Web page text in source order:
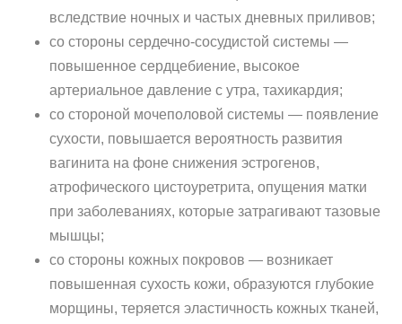
вследствие ночных и частых дневных приливов;
со стороны сердечно-сосудистой системы —
повышенное сердцебиение, высокое
артериальное давление с утра, тахикардия;
со стороной мочеполовой системы — появление
сухости, повышается вероятность развития
вагинита на фоне снижения эстрогенов,
атрофического цистоуретрита, опущения матки
при заболеваниях, которые затрагивают тазовые
мышцы;
со стороны кожных покровов — возникает
повышенная сухость кожи, образуются глубокие
морщины, теряется эластичность кожных тканей,